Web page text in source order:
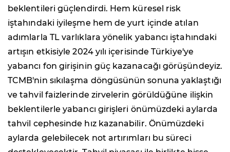
beklentileri güçlendirdi. Hem küresel risk
iştahındaki iyileşme hem de yurt içinde atılan
adımlarla TL varlıklara yönelik yabancı iştahındaki
artışın etkisiyle 2024 yılı içerisinde Türkiye'ye
yabancı fon girişinin güç kazanacağı görüşündeyiz.
TCMB'nin sıkılaşma döngüsünün sonuna yaklaştığı
ve tahvil faizlerinde zirvelerin görüldüğüne ilişkin
beklentilerle yabancı girişleri önümüzdeki aylarda
tahvil cephesinde hız kazanabilir. Önümüzdeki
aylarda gelebilecek not artırımları bu süreci